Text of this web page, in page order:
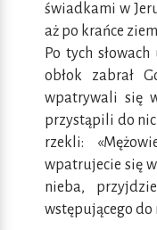
świadkami w
aż po krańce
Po tych
obłok zabrał
wpatrywali się
przystąpili do
rzekli:
wpatrujecie się
nieba,
wstępującego do